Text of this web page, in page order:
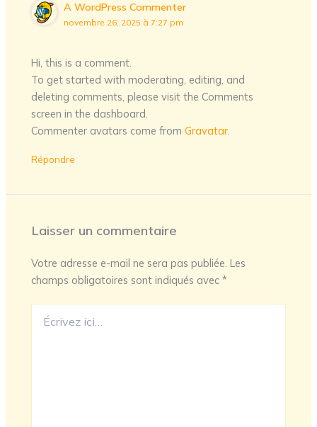
A WordPress Commenter
novembre 26, 2025 à 7:27 pm
Hi, this is a comment.
To get started with moderating, editing, and
deleting comments, please visit the Comments
screen in the dashboard.
Commenter avatars come fromGravatar.
Répondre
Laisser un commentaire
Votre adresse e-mail ne sera pas publiée. Les
champs obligatoires sont indiqués avec*
ici…